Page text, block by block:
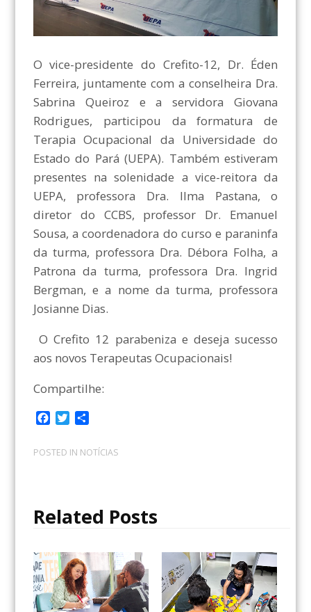
O vice-presidente do Crefito-12, Dr. Éden
Ferreira, juntamente com a conselheira Dra.
Sabrina Queiroz e a servidora Giovana
Rodrigues, participou da formatura de
Terapia Ocupacional da Universidade do
Estado do Pará (UEPA). Também estiveram
presentes na solenidade a vice-reitora da
UEPA, professora Dra. Ilma Pastana, o
diretor do CCBS, professor Dr. Emanuel
Sousa, a coordenadora do curso e paraninfa
da turma, professora Dra. Débora Folha, a
Patrona da turma, professora Dra. Ingrid
Bergman, e a nome da turma, professora
Josianne Dias.
O Crefito 12 parabeniza e deseja sucesso
aos novos Terapeutas Ocupacionais!
Compartilhe:
c
e
k
i
t
m
p
i
a
r
POSTED IN NOTÍCIAS
Related Posts